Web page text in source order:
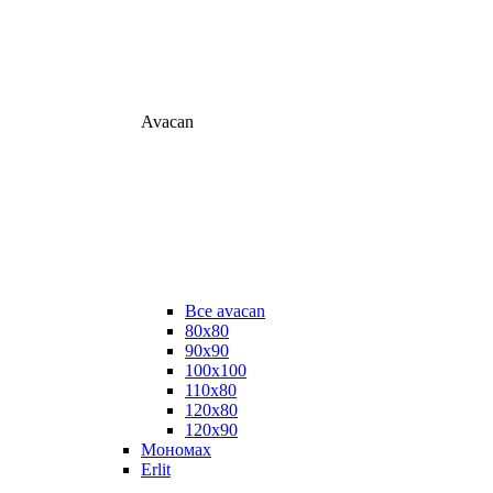
Avacan
Все avacan
80х80
90х90
100х100
110х80
120х80
120х90
Мономах
Erlit